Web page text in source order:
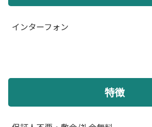
インターフォン
特徴